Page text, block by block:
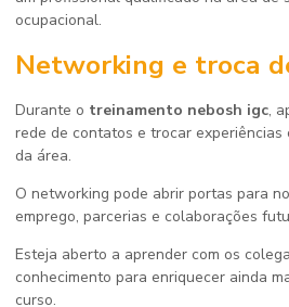
ocupacional.
Networking e troca
Durante o treinamento nebosh igc,
rede de contatos e trocar experiências
da área.
O networking pode abrir portas para
emprego, parcerias e colaborações
Esteja aberto a aprender com os
conhecimento para enriquecer ainda
curso.